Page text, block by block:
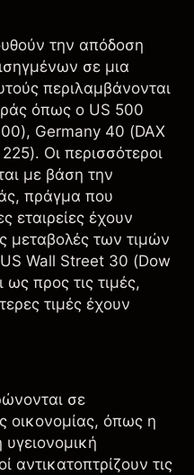
την απόδοση
σε μια
περιλαμβάνονται
όπως ο US 500
Germany 40 (DAX
Οι περισσότεροι
με βάση την
πράγμα που
εταιρείες έχουν
μεταβολές των τιμών
Wall Street 30 (Dow
ως προς τις τιμές,
τιμές έχουν
σε
οικονομίας, όπως η
αντικατοπτρίζουν τις